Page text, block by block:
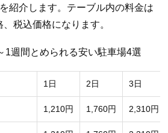
紹介します。テーブル内の料金は
税込価格になります。
1週間とめられる安い駐車場4選
1日 2日 3日
1,210円 1,760円 2,310円